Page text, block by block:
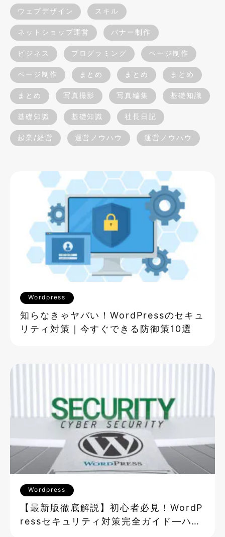
ウェブデザイン スキル
ネットショップ運営 バナー制作
ビジネス プログラミング ページ制作
ページ制作 まとめ まとめ まとめ
まとめ 写真撮影 写真編集 基礎知識
基礎知識 基礎知識 社長日記
起業/経営 運営ノウハウ 運営ノウハウ
Wordpress
知らなきゃヤバい！WordPressのセキュ
リティ対策｜今すぐできる防御策10選
Wordpress
【最新版徹底解説】初心者必見！WordP
ressセキュリティ対策完全ガイド―ハッ